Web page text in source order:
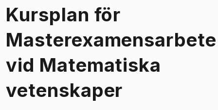
Kursplan för
Masterexamensarbete
vid Matematiska
vetenskaper